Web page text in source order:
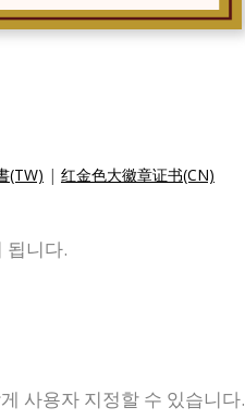
(TW) | 红金色大徽章证书(CN)
됩니다.
사용자 지정할 수 있습니다.